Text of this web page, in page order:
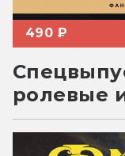
490 ₽
ролевые